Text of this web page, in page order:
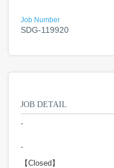
Job Number
SDG-119920
JOB DETAIL
-
-
【Closed】